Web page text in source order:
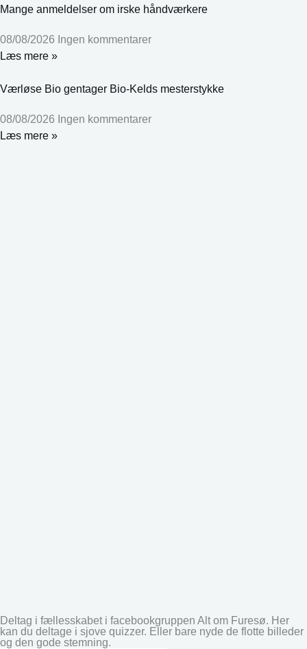
Mange anmeldelser om irske håndværkere
08/08/2026 Ingen kommentarer
Læs mere »
Værløse Bio gentager Bio-Kelds mesterstykke
08/08/2026 Ingen kommentarer
Læs mere »
Deltag i fællesskabet i facebookgruppen Alt om Furesø. Her
kan du deltage i sjove quizzer. Eller bare nyde de flotte billeder
og den gode stemning.